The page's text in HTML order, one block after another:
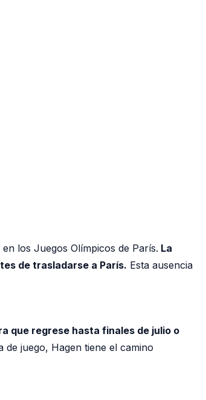
los Juegos Olímpicos de París. La
de trasladarse a París. Esta ausencia
que regrese hasta finales de julio o
juego, Hagen tiene el camino